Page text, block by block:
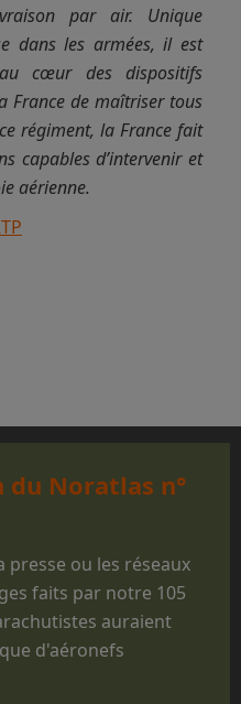
par air. Unique
dans les armées, il est
cœur des dispositifs
France de maîtriser tous
régiment, la France fait
capables d’intervenir et
aérienne.
Noratlas n°
presse ou les réseaux
faits par notre 105
auraient
d'aéronefs